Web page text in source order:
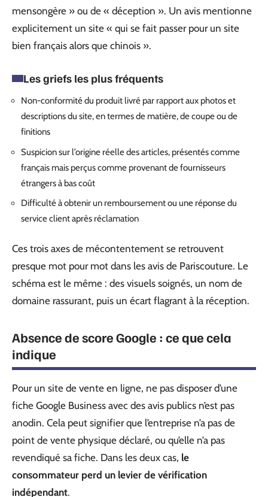
mensongère » ou de « déception ». Un avis mentionne
explicitement un site « qui se fait passer pour un site
bien français alors que chinois ».
Les griefs les plus fréquents
Non-conformité du produit livré par rapport aux photos et
descriptions du site, en termes de matière, de coupe ou de
finitions
Suspicion sur l’origine réelle des articles, présentés comme
français mais perçus comme provenant de fournisseurs
étrangers à bas coût
Difficulté à obtenir un remboursement ou une réponse du
service client après réclamation
Ces trois axes de mécontentement se retrouvent
presque mot pour mot dans les avis de Pariscouture. Le
schéma est le même : des visuels soignés, un nom de
domaine rassurant, puis un écart flagrant à la réception.
Absence de score Google : ce que cela
indique
Pour un site de vente en ligne, ne pas disposer d’une
fiche Google Business avec des avis publics n’est pas
anodin. Cela peut signifier que l’entreprise n’a pas de
point de vente physique déclaré, ou qu’elle n’a pas
revendiqué sa fiche. Dans les deux cas, le
consommateur perd un levier de vérification
indépendant.